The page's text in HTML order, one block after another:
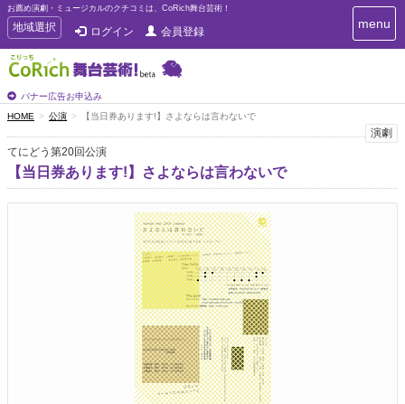
お薦め演劇・ミュージカルのクチコミは、CoRich舞台芸術！
T
o
g
g
e
n
a
v
g
地域選択 ログイン 会員登録
バナー広告お申込み
T
o
i
g
menu
HOME 公演 【当日券あります!】さよならは言わないで
演劇
てにどう第20回公演
【当日券あります!】さよならは言わないで